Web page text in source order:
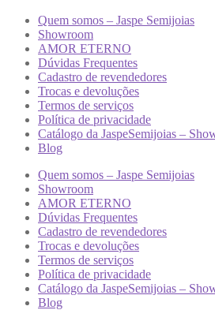
Quem somos – Jaspe Semijoias
Showroom
AMOR ETERNO
Dúvidas Frequentes
Cadastro de revendedores
Trocas e devoluções
Termos de serviços
Política de privacidade
Catálogo da JaspeSemijoias –
Blog
Quem somos – Jaspe Semijoias
Showroom
AMOR ETERNO
Dúvidas Frequentes
Cadastro de revendedores
Trocas e devoluções
Termos de serviços
Política de privacidade
Catálogo da JaspeSemijoias –
Blog